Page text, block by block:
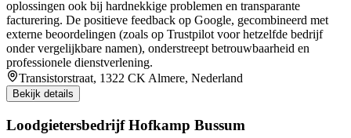
oplossingen ook bij hardnekkige problemen en transparante
facturering. De positieve feedback op Google, gecombineerd met
externe beoordelingen (zoals op Trustpilot voor hetzelfde bedrijf
onder vergelijkbare namen), onderstreept betrouwbaarheid en
professionele dienstverlening.
Transistorstraat, 1322 CK Almere, Nederland
Bekijk details
Loodgietersbedrijf Hofkamp Bussum